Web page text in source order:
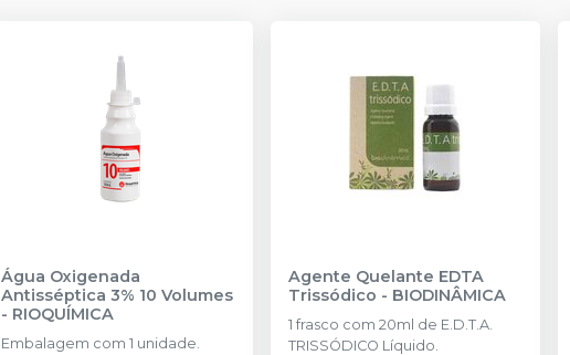
Água Oxigenada
Antisséptica 3% 10 Volumes
- RIOQUÍMICA
Embalagem com 1 unidade.
Agente Quelante EDTA
Trissódico - BIODINÂMICA
1 frasco com 20ml de E.D.T.A.
TRISSÓDICO Líquido.